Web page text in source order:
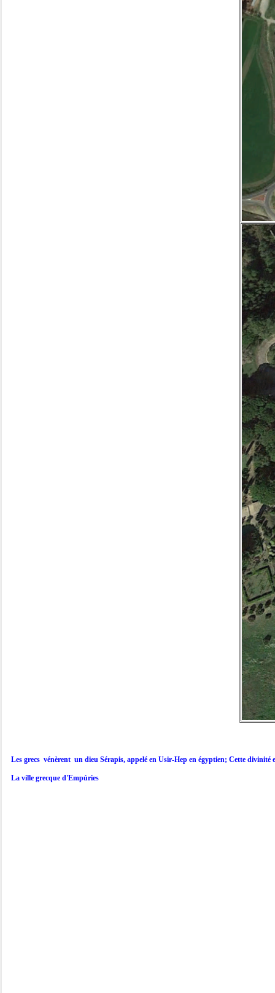
Les grecs  vénèrent  un dieu Sérapis, appelé en Usir-Hep en égyptien; Cette